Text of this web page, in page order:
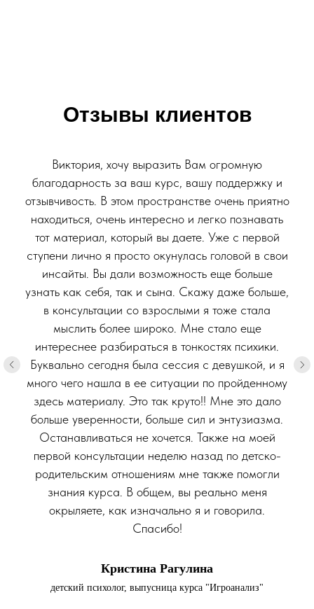
Отзывы клиентов
Виктория, хочу выразить Вам огромную
благодарность за ваш курс, вашу поддержку и
отзывчивость. В этом пространстве очень приятно
находиться, очень интересно и легко познавать
тот материал, который вы даете. Уже с первой
ступени лично я просто окунулась головой в свои
инсайты. Вы дали возможность еще больше
узнать как себя, так и сына. Скажу даже больше,
в консультации со взрослыми я тоже стала
мыслить более широко. Мне стало еще
интереснее разбираться в тонкостях психики.
Буквально сегодня была сессия с девушкой, и я
много чего нашла в ее ситуации по пройденному
здесь материалу. Это так круто!! Мне это дало
больше уверенности, больше сил и энтузиазма.
Останавливаться не хочется. Также на моей
первой консультации неделю назад по детско-
родительским отношениям мне также помогли
знания курса. В общем, вы реально меня
окрыляете, как изначально я и говорила.
Спасибо!
Кристина Рагулина
детский психолог, выпусница курса "Игроанализ"